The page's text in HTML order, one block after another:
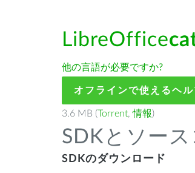
LibreOffice
他の言語が必要ですか?
オフラインで使えるヘル
3.6 MB (Torrent,情報)
SDKとソース
SDKのダウンロード